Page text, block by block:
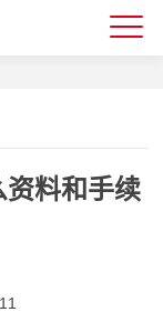
料和手续